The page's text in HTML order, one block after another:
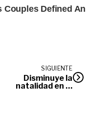
SIGUIENTE
Disminuye la
natalidad en el